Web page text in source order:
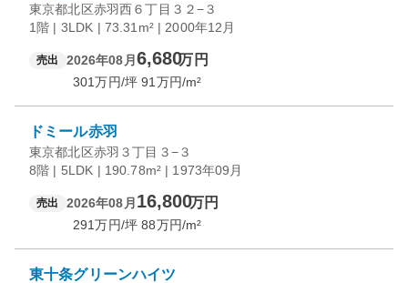
東京都北区赤羽西６丁目３２−３
1階 | 3LDK | 73.31m² | 2000年12月
売出 2026年08月 6,680万円
301万円/坪 91 万円/m²
ドミール赤羽
東京都北区赤羽３丁目３−３
8階 | 5LDK | 190.78m² | 1973年09月
売出 2026年08月 16,800万円
291万円/坪 88万円/m²
東十条グリーンハイツ